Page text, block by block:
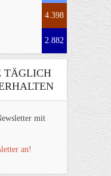
4.398
2.882
TÄGLICH
mit
an!